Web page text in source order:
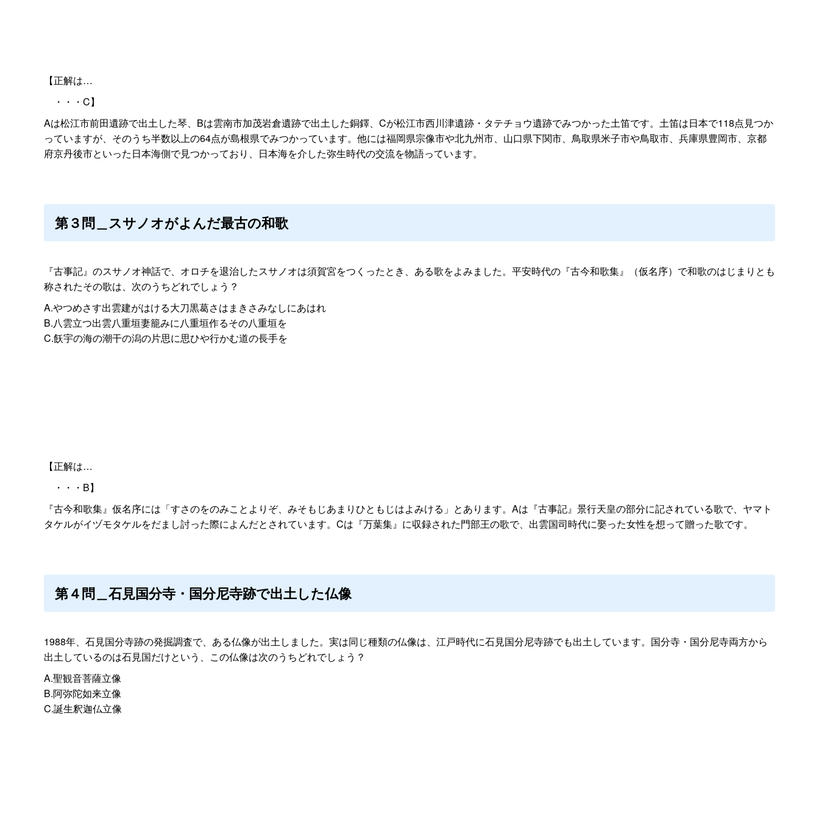
【正解は…
・・・C】
Aは松江市前田遺跡で出土した琴、Bは雲南市加茂岩倉遺跡で出土した銅鐸、Cが松江市西川津遺跡・タテチョウ遺跡でみつかった土笛です。土笛は日本で118点見つか
っていますが、そのうち半数以上の64点が島根県でみつかっています。他には福岡県宗像市や北九州市、山口県下関市、鳥取県米子市や鳥取市、兵庫県豊岡市、京都
府京丹後市といった日本海側で見つかっており、日本海を介した弥生時代の交流を物語っています。
第３問＿スサノオがよんだ最古の和歌
『古事記』のスサノオ神話で、オロチを退治したスサノオは須賀宮をつくったとき、ある歌をよみました。平安時代の『古今和歌集』（仮名序）で和歌のはじまりとも
称されたその歌は、次のうちどれでしょう？
A.やつめさす出雲建がはける大刀黒葛さはまきさみなしにあはれ
B.八雲立つ出雲八重垣妻籠みに八重垣作るその八重垣を
C.飫宇の海の潮干の潟の片思に思ひや行かむ道の長手を
【正解は…
・・・B】
『古今和歌集』仮名序には「すさのをのみことよりぞ、みそもじあまりひともじはよみける」とあります。Aは『古事記』景行天皇の部分に記されている歌で、ヤマト
タケルがイヅモタケルをだまし討った際によんだとされています。Cは『万葉集』に収録された門部王の歌で、出雲国司時代に娶った女性を想って贈った歌です。
第４問＿石見国分寺・国分尼寺跡で出土した仏像
1988年、石見国分寺跡の発掘調査で、ある仏像が出土しました。実は同じ種類の仏像は、江戸時代に石見国分尼寺跡でも出土しています。国分寺・国分尼寺両方から
出土しているのは石見国だけという、この仏像は次のうちどれでしょう？
A.聖観音菩薩立像
B.阿弥陀如来立像
C.誕生釈迦仏立像